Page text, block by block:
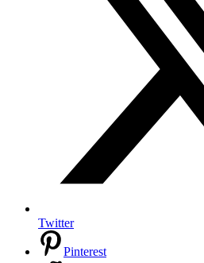
Twitter
Pinterest